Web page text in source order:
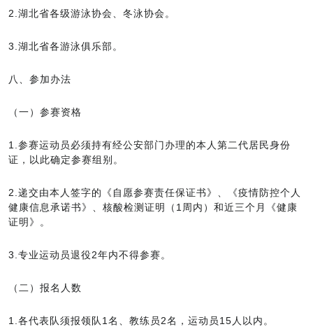
2.湖北省各级游泳协会、冬泳协会。
3.湖北省各游泳俱乐部。
八、参加办法
（一）参赛资格
1.参赛运动员必须持有经公安部门办理的本人第二代居民身份
证，以此确定参赛组别。
2.递交由本人签字的《自愿参赛责任保证书》、《疫情防控个人
健康信息承诺书》、核酸检测证明（1周内）和近三个月《健康
证明》。
3.专业运动员退役2年内不得参赛。
（二）报名人数
1.各代表队须报领队1名、教练员2名，运动员15人以内。